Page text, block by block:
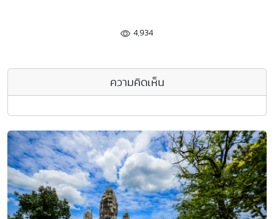
4,934
ความคิดเห็น